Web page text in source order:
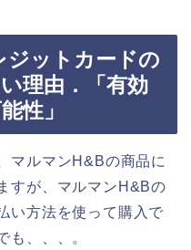
ットカードの
理由．「有効
性」
マルマンH&Bの商品に
すが、マルマンH&Bの
い方法を使って購入で
も、、、。